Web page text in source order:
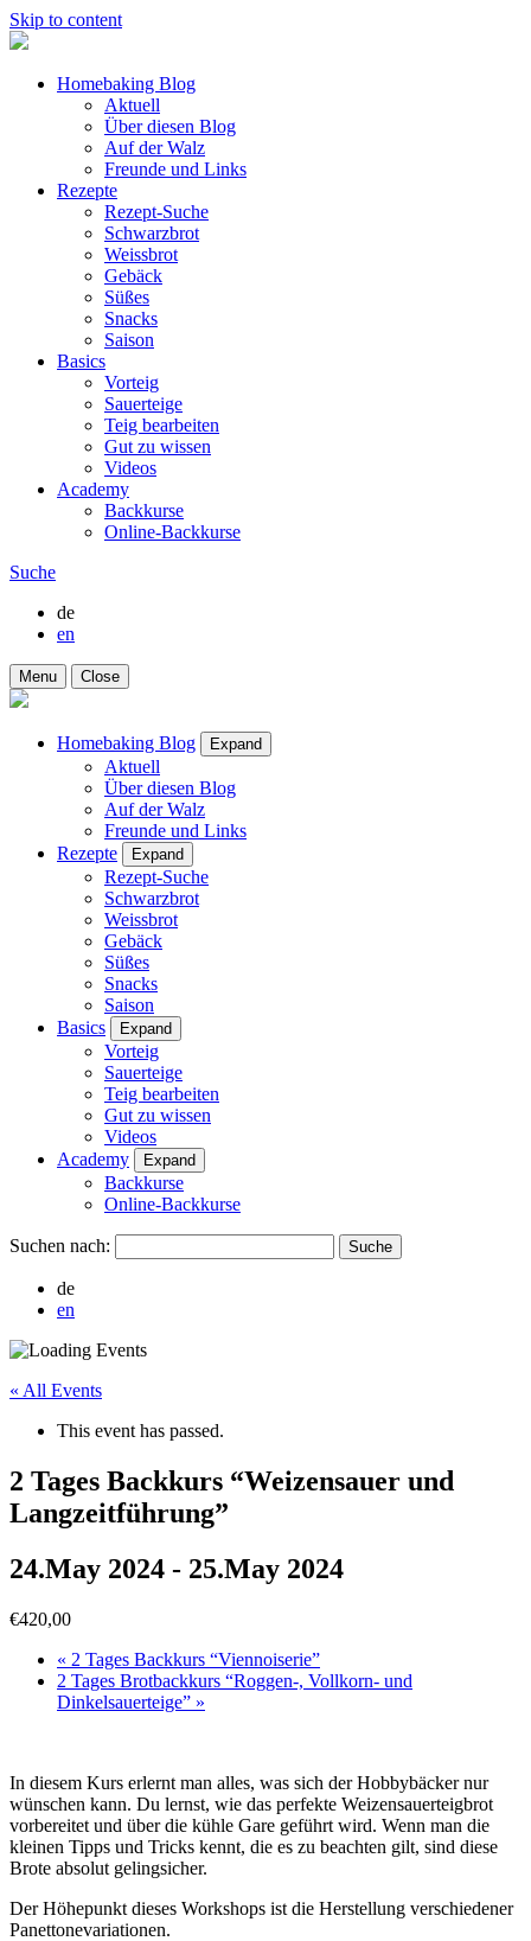
Skip to content
Homebaking Blog
Aktuell
Über diesen Blog
Auf der Walz
Freunde und Links
Rezepte
Rezept-Suche
Schwarzbrot
Weissbrot
Gebäck
Süßes
Snacks
Saison
Basics
Vorteig
Sauerteige
Teig bearbeiten
Gut zu wissen
Videos
Academy
Backkurse
Online-Backkurse
Suche
de
en
Menu Close
Homebaking Blog Expand
Aktuell
Über diesen Blog
Auf der Walz
Freunde und Links
Rezepte
Expand
Rezept-Suche
Schwarzbrot
Weissbrot
Gebäck
Süßes
Snacks
Saison
Basics
Expand
Vorteig
Sauerteige
Teig bearbeiten
Gut zu wissen
Videos
Academy
Expand
Backkurse
Online-Backkurse
Suchen nach:
de
en
« All Events
This event has passed.
2 Tages Backkurs “Weizensauer und
Langzeitführung”
24.May 2024 - 25.May 2024
€420,00
« 2 Tages Backkurs “Viennoiserie”
2 Tages Brotbackkurs “Roggen-, Vollkorn- und
Dinkelsauerteige” »
In diesem Kurs erlernt man alles, was sich der Hobbybäcker nur
wünschen kann. Du lernst, wie das perfekte Weizensauerteigbrot
vorbereitet und über die kühle Gare geführt wird. Wenn man die
kleinen Tipps und Tricks kennt, die es zu beachten gilt, sind diese
Brote absolut gelingsicher.
Der Höhepunkt dieses Workshops ist die Herstellung verschiedener
Panettonevariationen.